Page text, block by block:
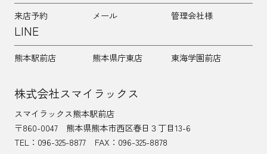
来店予約 メール 管理会社様
LINE
熊本駅前店 熊本県庁東店 東海学園前店
株式会社スマイラックス
スマイラックス熊本駅前店
〒860-0047
熊本県熊本市西区春日３丁目13-6
TEL： 096-325-8877
FAX：096-325-8878